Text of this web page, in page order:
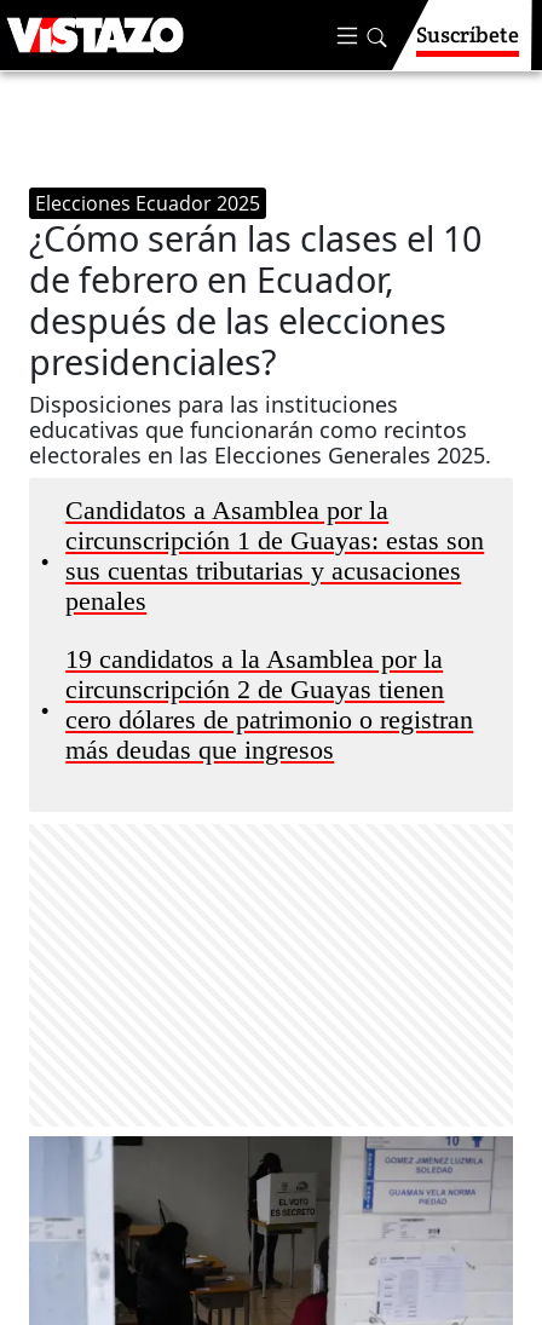
Suscríbete
Elecciones Ecuador 2025
¿Cómo serán las clases el 10
de febrero en Ecuador,
después de las elecciones
presidenciales?
Disposiciones para las instituciones
educativas que funcionarán como recintos
electorales en las Elecciones Generales 2025.
•
Candidatos a Asamblea por la
circunscripción 1 de Guayas: estas son
sus cuentas tributarias y acusaciones
penales
•
19 candidatos a la Asamblea por la
circunscripción 2 de Guayas tienen
cero dólares de patrimonio o registran
más deudas que ingresos